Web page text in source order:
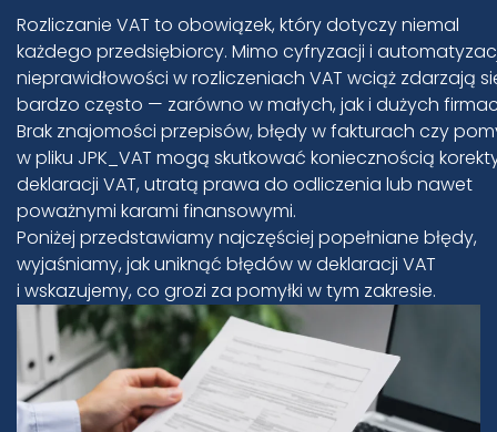
Rozliczanie VAT to obowiązek, który dotyczy niemal
każdego przedsiębiorcy. Mimo cyfryzacji i
nieprawidłowości w rozliczeniach VAT wciąż zdarzają
bardzo często — zarówno w małych, jak i dużych
Brak znajomości przepisów, błędy w fakturach czy
w pliku JPK_VAT mogą skutkować koniecznością
deklaracji VAT, utratą prawa do odliczenia lub nawet
poważnymi karami finansowymi.
Poniżej przedstawiamy najczęściej popełniane błędy,
wyjaśniamy, jak uniknąć błędów w deklaracji VAT
i wskazujemy, co grozi za pomyłki w tym zakresie.